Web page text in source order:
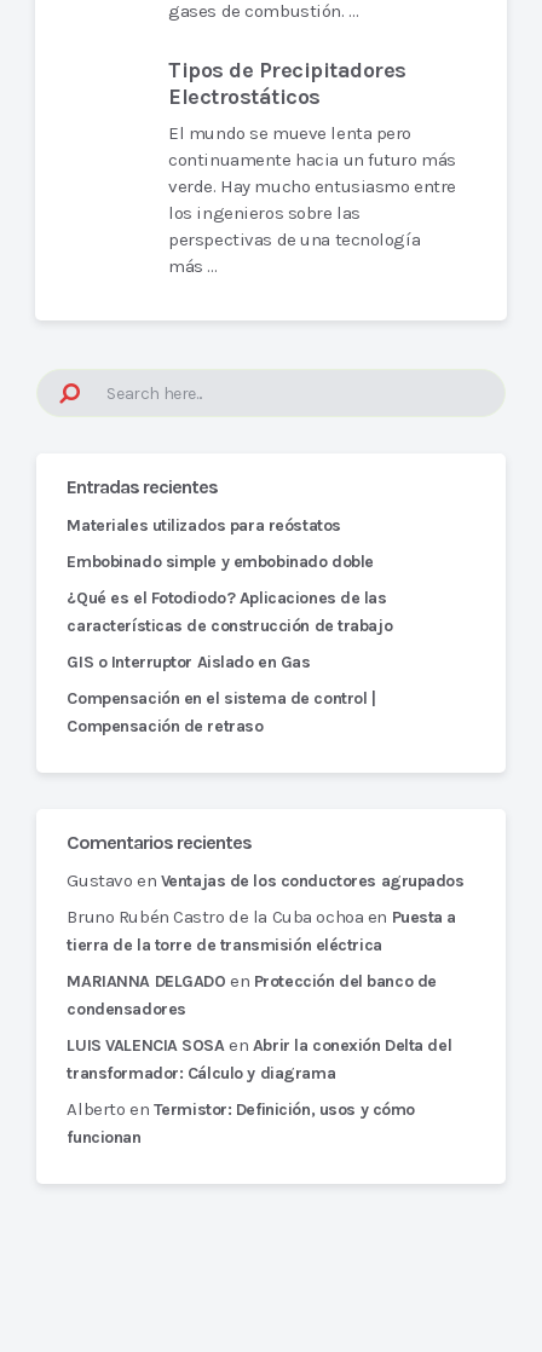
gases de combustión. …
Tipos de Precipitadores
Electrostáticos
El mundo se mueve lenta pero
continuamente hacia un futuro más
verde. Hay mucho entusiasmo entre
los ingenieros sobre las
perspectivas de una tecnología
más …
Entradas recientes
Materiales utilizados para reóstatos
Embobinado simple y embobinado doble
¿Qué es el Fotodiodo? Aplicaciones de las
características de construcción de trabajo
GIS o Interruptor Aislado en Gas
Compensación en el sistema de control |
Compensación de retraso
Comentarios recientes
Gustavo en Ventajas de los conductores agrupados
Bruno Rubén Castro de la Cuba ochoa en Puesta a
tierra de la torre de transmisión eléctrica
MARIANNA DELGADO en Protección del banco de
condensadores
LUIS VALENCIA SOSAen Abrir la conexión Delta del
transformador: Cálculo y diagrama
Alberto en Termistor: Definición, usos y cómo
funcionan